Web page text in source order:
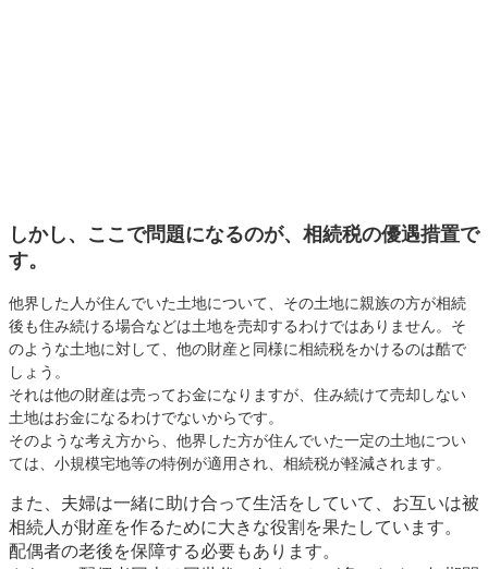
しかし、ここで問題になるのが、相続税の優遇措置で
す。
他界した人が住んでいた土地について、その土地に親族の方が相続
後も住み続ける場合などは土地を売却するわけではありません。そ
のような土地に対して、他の財産と同様に相続税をかけるのは酷で
しょう。
それは他の財産は売ってお金になりますが、住み続けて売却しない
土地はお金になるわけでないからです。
そのような考え方から、他界した方が住んでいた一定の土地につい
ては、小規模宅地等の特例が適用され、相続税が軽減されます。
また、夫婦は一緒に助け合って生活をしていて、お互いは被
相続人が財産を作るために大きな役割を果たしています。
配偶者の老後を保障する必要もあります。